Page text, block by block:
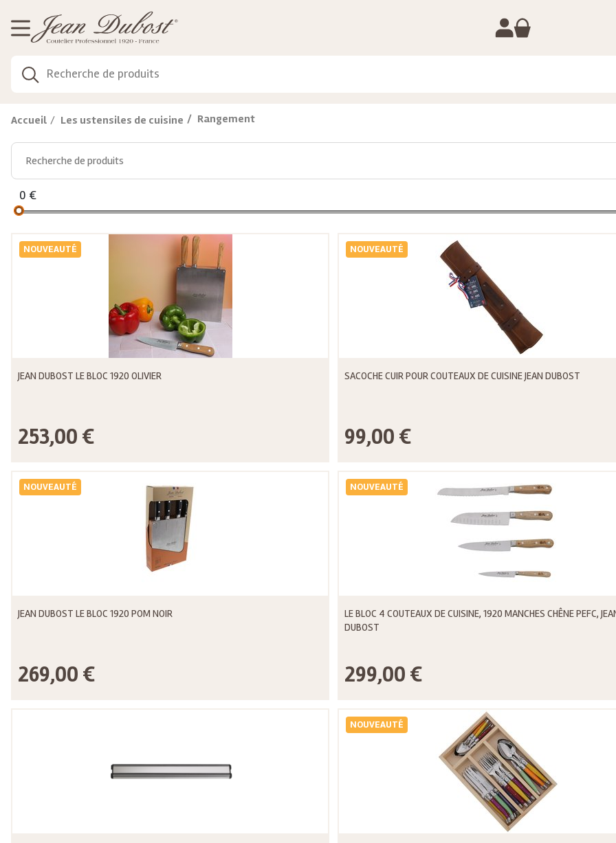
Accueil Les ustensiles de cuisine Rangement
0 €
NOUVEAUTÉ
JEAN DUBOST LE BLOC 1920 OLIVIER
253,00 €
NOUVEAUTÉ
SACOCHE CUIR POUR COUTEAUX DE CUISINE JEAN DUBOST
99,00 €
NOUVEAUTÉ
JEAN DUBOST LE BLOC 1920 POM NOIR
269,00 €
NOUVEAUTÉ
LE BLOC 4 COUTEAUX DE CUISINE, 1920 MANCHES CHÊNE PEFC,
DUBOST
299,00 €
NOUVEAUTÉ
Gestion de vos préférences sur les cookies